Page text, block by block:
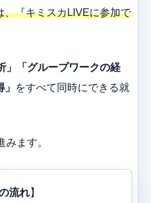
『キミスカLIVEに参加で
」「グループワークの経
をすべて同時にできる就
ます。
流れ】